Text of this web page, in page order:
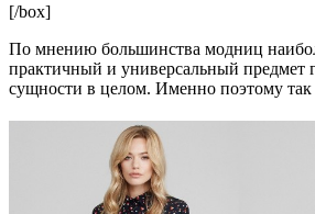
[/box]
По мнению большинства модниц
практичный и универсальный предмет
сущности в целом. Именно поэтому